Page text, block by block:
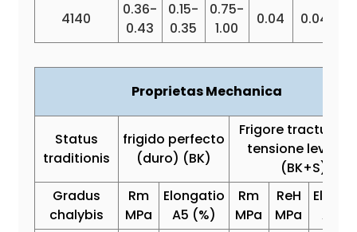
4140
0.36-
0.43
0.15-
0.35
0.75-
1.00
0.04 0.04
Proprietas Mechanica
Status
traditionis
frigido perfecto
(duro) (BK)
Frigore tractum
tensione
(BK+S)
Gradus
chalybis
Rm
MPa
Elongatio
A5 (%)
Rm
MPa
ReH
MPa
A5